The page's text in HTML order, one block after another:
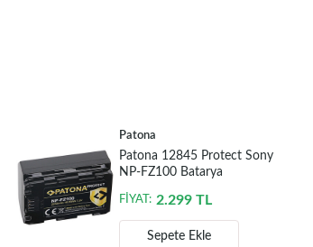
Patona
Patona 12845 Protect Sony
NP-FZ100 Batarya
FİYAT: 2.299 TL
Sepete Ekle